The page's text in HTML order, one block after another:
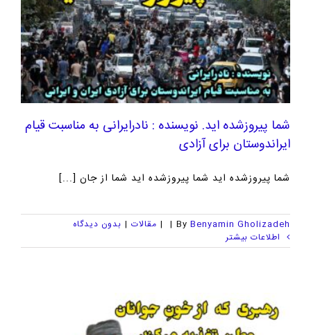
شما پیروزشده اید. نویسنده : نادرایرانی به مناسبت قیام
ایراندوستان برای آزادی
شما پیروزشده اید شما پیروزشده اید شما از جان [...]
By Benyamin Gholizadeh
|
| مقالات | بدون ديدگاه
اطلاعات بیشتر